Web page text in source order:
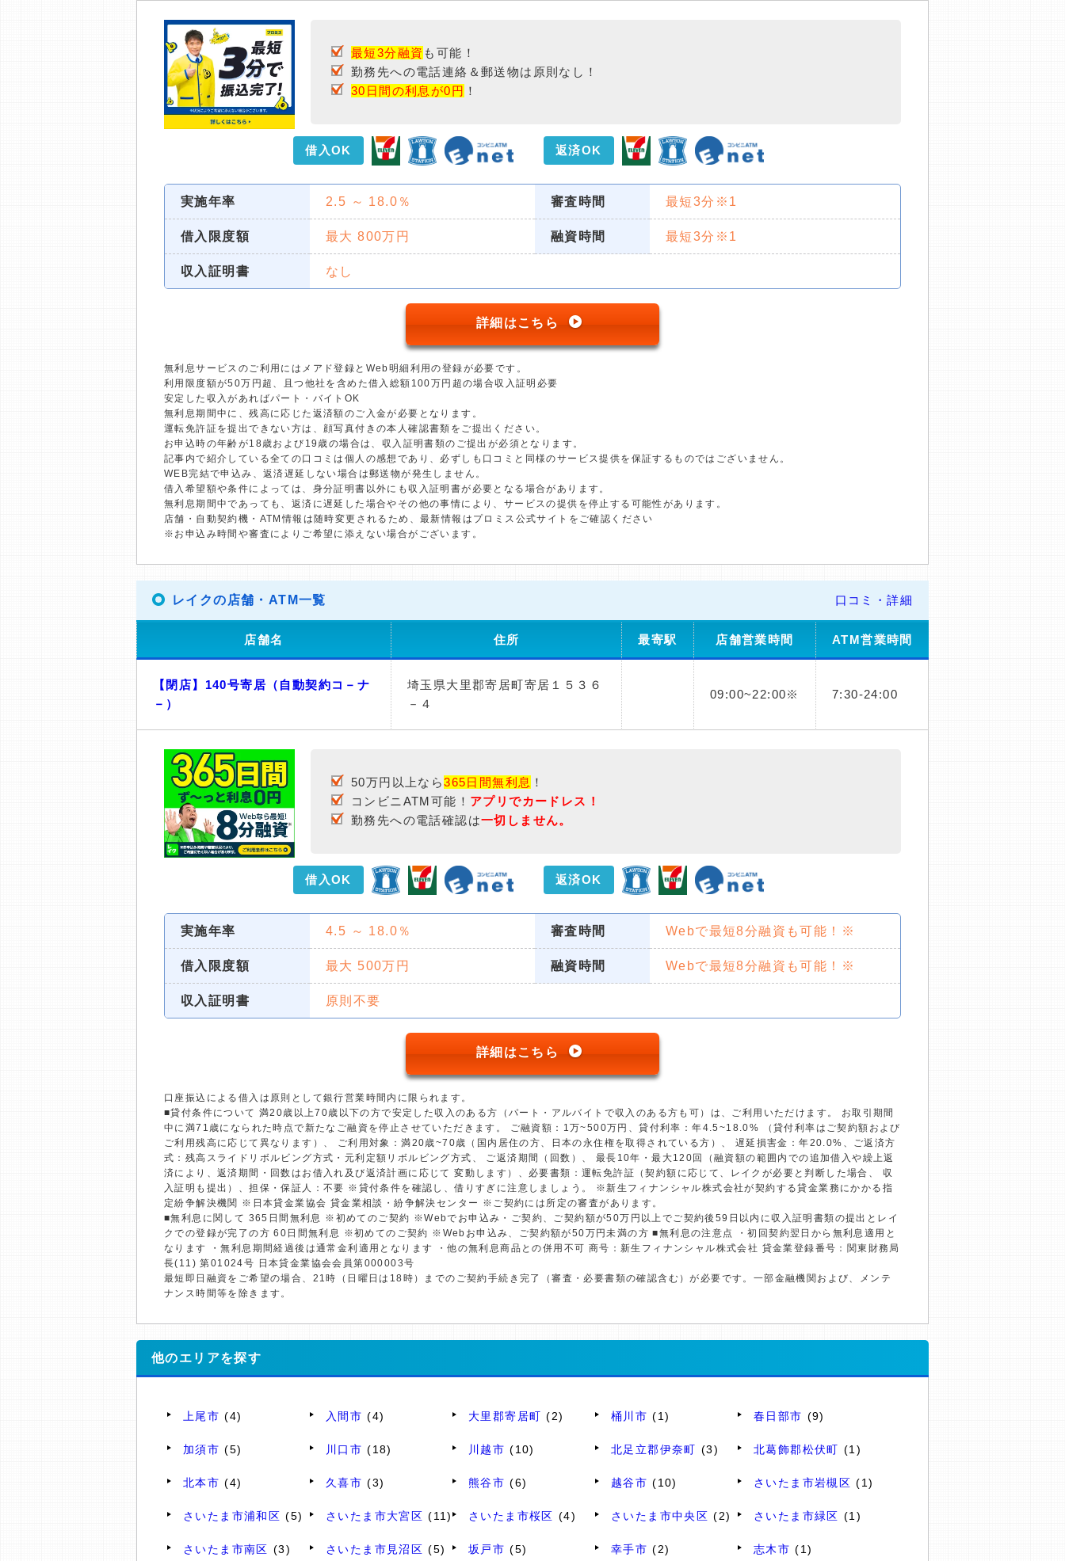
最短3分融資 も可能！
勤務先への電話連絡＆郵送物は原則なし！
30日間の利息が0円 ！
借入OK 返済OK
実施年率 2.5 ～ 18.0％ 審査時間 最短3分※1
借入限度額 最大 800万円 融資時間 最短3分※1
収入証明書 なし
詳細はこちら
無利息サービスのご利用にはメアド登録とWeb明細利用の登録が必要です。
利用限度額が50万円超、且つ他社を含めた借入総額100万円超の場合収入証明必要
安定した収入があればパート・バイトOK
無利息期間中に、残高に応じた返済額のご入金が必要となります。
運転免許証を提出できない方は、顔写真付きの本人確認書類をご提出ください。
お申込時の年齢が18歳および19歳の場合は、収入証明書類のご提出が必須となります。
記事内で紹介している全ての口コミは個人の感想であり、必ずしも口コミと同様のサービス提供を保証するものではございません。
WEB完結で申込み、返済遅延しない場合は郵送物が発生しません。
借入希望額や条件によっては、身分証明書以外にも収入証明書が必要となる場合があります。
無利息期間中であっても、返済に遅延した場合やその他の事情により、サービスの提供を停止する可能性があります。
店舗・自動契約機・ATM情報は随時変更されるため、最新情報はプロミス公式サイトをご確認ください
※お申込み時間や審査によりご希望に添えない場合がございます。
レイクの店舗・ATM一覧 口コミ・詳細
店舗名 住所 最寄駅 店舗営業時間 ATM営業時間
【閉店】140号寄居（自動契約コ－ナ
－）
埼玉県大里郡寄居町寄居１５３６
－４
09:00~22:00※ 7:30-24:00
50万円以上なら365日間無利息 ！
コンビニATM可能！ アプリでカードレス！
勤務先への電話確認は一切しません。
借入OK 返済OK
実施年率 4.5 ～ 18.0％ 審査時間 Webで最短8分融資も可能！※
借入限度額 最大 500万円 融資時間 Webで最短8分融資も可能！※
収入証明書 原則不要
詳細はこちら
口座振込による借入は原則として銀行営業時間内に限られます。
■貸付条件について 満20歳以上70歳以下の方で安定した収入のある方（パート・アルバイトで収入のある方も可）は、ご利用いただけます。 お取引期間
中に満71歳になられた時点で新たなご融資を停止させていただきます。 ご融資額：1万~500万円、貸付利率：年4.5~18.0% （貸付利率はご契約額および
ご利用残高に応じて異なります）、 ご利用対象：満20歳~70歳（国内居住の方、日本の永住権を取得されている方）、 遅延損害金：年20.0%、ご返済方
式：残高スライドリボルビング方式・元利定額リボルビング方式、 ご返済期間（回数）、 最長10年・最大120回（融資額の範囲内での追加借入や繰上返
済により、返済期間・回数はお借入れ及び返済計画に応じて 変動します）、必要書類：運転免許証（契約額に応じて、レイクが必要と判断した場合、 収
入証明も提出）、担保・保証人：不要 ※貸付条件を確認し、借りすぎに注意しましょう。 ※新生フィナンシャル株式会社が契約する貸金業務にかかる指
定紛争解決機関 ※日本貸金業協会 貸金業相談・紛争解決センター ※ご契約には所定の審査があります。
■無利息に関して 365日間無利息 ※初めてのご契約 ※Webでお申込み・ご契約、ご契約額が50万円以上でご契約後59日以内に収入証明書類の提出とレイ
クでの登録が完了の方 60日間無利息 ※初めてのご契約 ※Webお申込み、ご契約額が50万円未満の方 ■無利息の注意点 ・初回契約翌日から無利息適用と
なります ・無利息期間経過後は通常金利適用となります ・他の無利息商品との併用不可 商号：新生フィナンシャル株式会社 貸金業登録番号：関東財務局
長(11) 第01024号 日本貸金業協会会員第000003号
最短即日融資をご希望の場合、21時（日曜日は18時）までのご契約手続き完了（審査・必要書類の確認含む）が必要です。一部金融機関および、メンテ
ナンス時間等を除きます。
他のエリアを探す
上尾市 (4) 入間市 (4) 大里郡寄居町 (2) 桶川市 (1) 春日部市 (9)
加須市 (5) 川口市 (18) 川越市 (10) 北足立郡伊奈町 (3) 北葛飾郡松伏町 (1)
北本市 (4) 久喜市 (3) 熊谷市 (6) 越谷市 (10) さいたま市岩槻区 (1)
さいたま市浦和区 (5) さいたま市大宮区 (11) さいたま市桜区 (4) さいたま市中央区 (2) さいたま市緑区 (1)
さいたま市南区 (3) さいたま市見沼区 (5) 坂戸市 (5) 幸手市 (2) 志木市 (1)